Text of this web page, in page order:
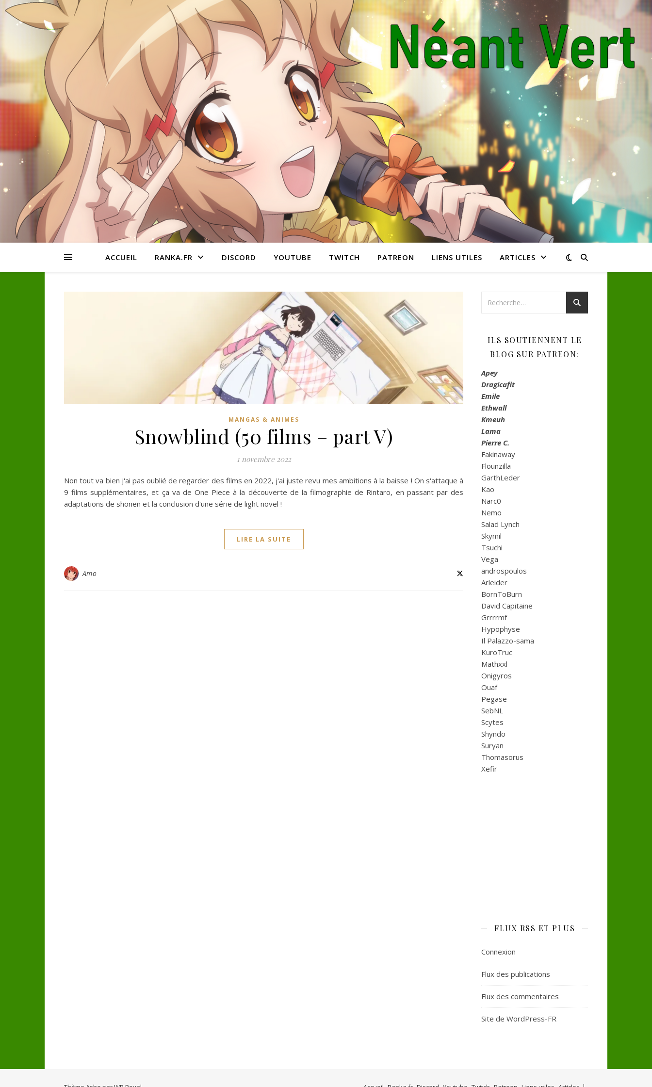
ACCUEIL RANKA.FR DISCORD YOUTUBE TWITCH PATREON LIENS UTILES ARTICLES
MANGAS & ANIMES
Snowblind (50 films – part V)
1 novembre 2022
Non tout va bien j'ai pas oublié de regarder des films en 2022, j'ai juste revu mes ambitions à la baisse ! On s'attaque à
9 films supplémentaires, et ça va de One Piece à la découverte de la filmographie de Rintaro, en passant par des
adaptations de shonen et la conclusion d'une série de light novel !
LIRE LA SUITE
Amo
ILS SOUTIENNENT LE
BLOG SUR PATREON:
Apey
Dragicafit
Emile
Ethwall
Kmeuh
Lama
Pierre C.
Fakinaway
Flounzilla
GarthLeder
Kao
Narc0
Nemo
Salad Lynch
Skymil
Tsuchi
Vega
androspoulos
Arleider
BornToBurn
David Capitaine
Grrrrmf
Hypophyse
Il Palazzo-sama
KuroTruc
Mathxxl
Onigyros
Ouaf
Pegase
SebNL
Scytes
Shyndo
Suryan
Thomasorus
Xefir
FLUX RSS ET PLUS
Connexion
Flux des publications
Flux des commentaires
Site de WordPress-FR